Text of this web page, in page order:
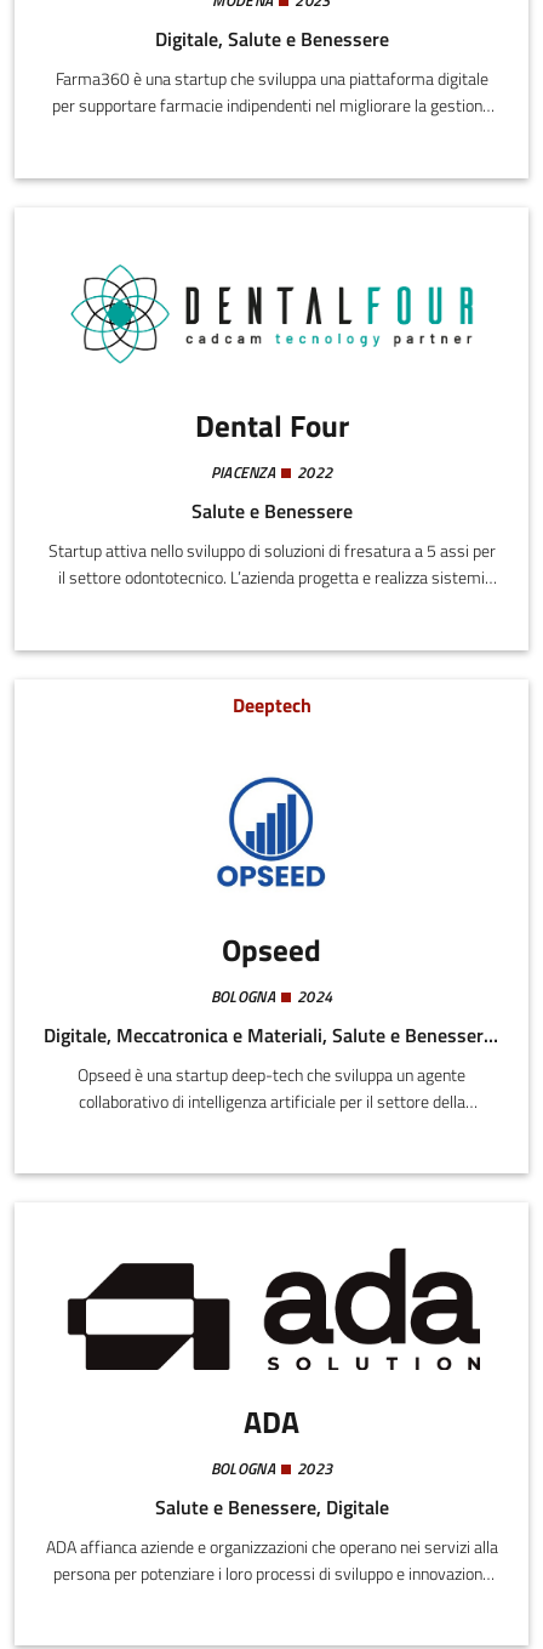
Digitale, Salute e Benessere
Farma360 è una startup che sviluppa una piattaforma digitale
per supportare farmacie indipendenti nel migliorare la gestione
la soluzione integra funzionalità B2B e B2C, connettendo
Dental Four
PIACENZA 2022
Salute e Benessere
Startup attiva nello sviluppo di soluzioni di fresatura a 5 assi per
il settore odontotecnico. L’azienda progetta e realizza sistemi
dimensioni.Fondata da professionisti con esperienza nel campo
della meccatronica dell’Emilia-Romagna, valorizzando il know-
Deeptech
Opseed
BOLOGNA 2024
Digitale, Meccatronica e Materiali, Salute e Benessere, Agroalimentare
Opseed è una startup deep-tech che sviluppa un agente
collaborativo di intelligenza artificiale per il settore della
ADA
BOLOGNA 2023
Salute e Benessere, Digitale
ADA affianca aziende e organizzazioni che operano nei servizi alla
persona per potenziare i loro processi di sviluppo e innovazione